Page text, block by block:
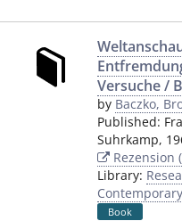
Versuche /
by Baczko,
Published:
Suhrkamp,
Rezension
Library:
Book